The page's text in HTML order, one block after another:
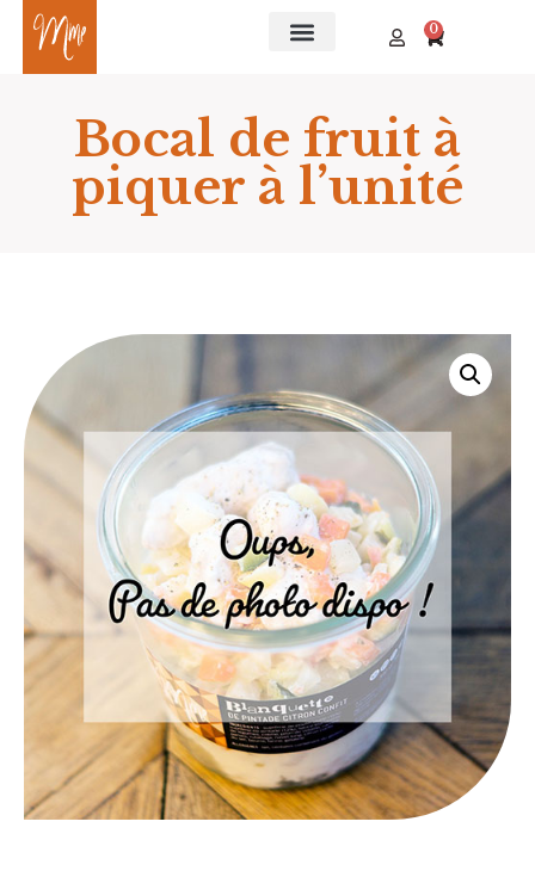
0
Bocal de fruit à
piquer à l’unité